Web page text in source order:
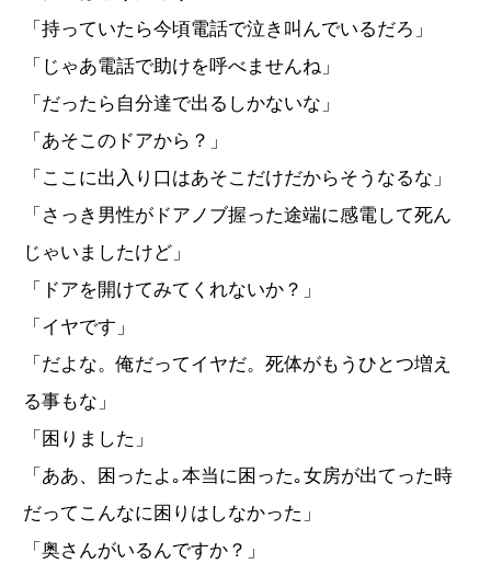
「持っていたら今頃電話で泣き叫んでいるだろ」
「じゃあ電話で助けを呼べませんね」
「だったら自分達で出るしかないな」
「あそこのドアから？」
「ここに出入り口はあそこだけだからそうなるな」
「さっき男性がドアノブ握った途端に感電して死ん
じゃいましたけど」
「ドアを開けてみてくれないか？」
「イヤです」
「だよな。俺だってイヤだ。死体がもうひとつ増え
る事もな」
「困りました」
「ああ、困ったよ｡本当に困った｡女房が出てった時
だってこんなに困りはしなかった」
「奥さんがいるんですか？」